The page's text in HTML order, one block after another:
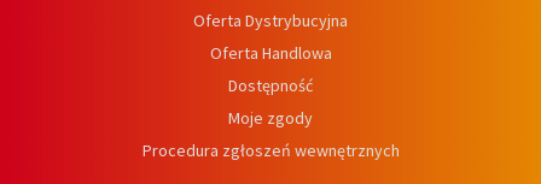
Oferta Dystrybucyjna
Oferta Handlowa
Dostępność
Moje zgody
Procedura zgłoszeń wewnętrznych